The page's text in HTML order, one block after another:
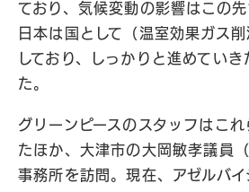
ており、気候変動の影響はこの先
日本は国として（温室効果ガス
しており、しっかりと進めてい
た。
グリーンピースのスタッフはこ
たほか、大津市の大岡敏孝議員
事務所を訪問。現在、アゼルバイ